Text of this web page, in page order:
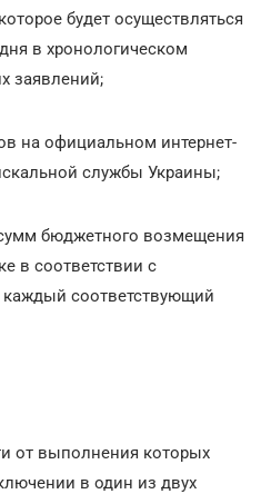
будет осуществляться
в хронологическом
заявлений;
на официальном интернет-
службы Украины;
бюджетного возмещения
в соответствии с
соответствующий
от выполнения которых
в один из двух